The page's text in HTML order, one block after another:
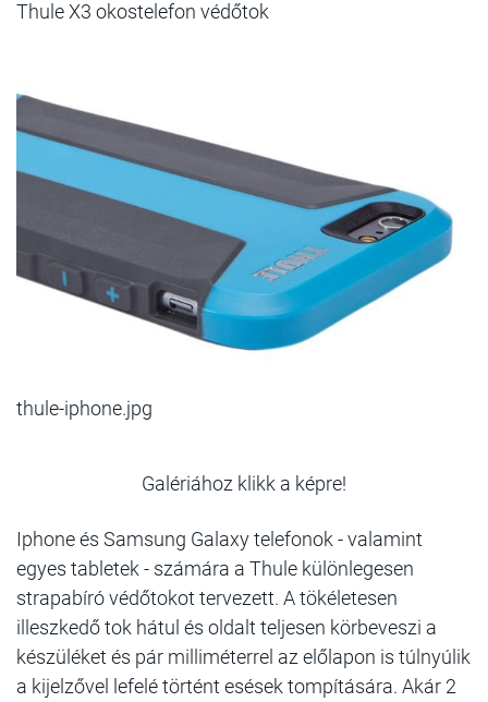
Thule X3 okostelefon védőtok
thule-iphone.jpg
Galériához klikk a képre!
Iphone és Samsung Galaxy telefonok - valamint
egyes tabletek - számára a Thule különlegesen
strapabíró védőtokot tervezett. A tökéletesen
illeszkedő tok hátul és oldalt teljesen körbeveszi a
készüléket és pár milliméterrel az előlapon is túlnyúlik
a kijelzővel lefelé történt esések tompítására. Akár 2